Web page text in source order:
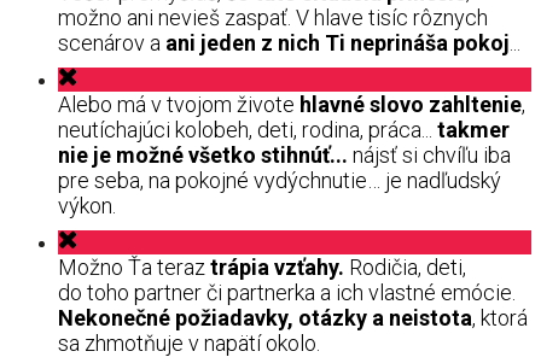
možno ani nevieš zaspať. V hlave tisíc rôznych
scenárov a ani jeden z nich Ti neprináša pokoj
Alebo má v tvojom živote hlavné slovo zahltenie,
neutíchajúci kolobeh, deti, rodina, práca... takmer
nie je možné všetko stihnúť... nájsť si chvíľu iba
pre seba, na pokojné vydýchnutie… je nadľudský
výkon.
Možno Ťa teraz trápia vzťahy. Rodičia, deti,
do toho partner či partnerka a ich vlastné emócie.
Nekonečné požiadavky, otázky a neistota, ktorá
sa zhmotňuje v napätí okolo.